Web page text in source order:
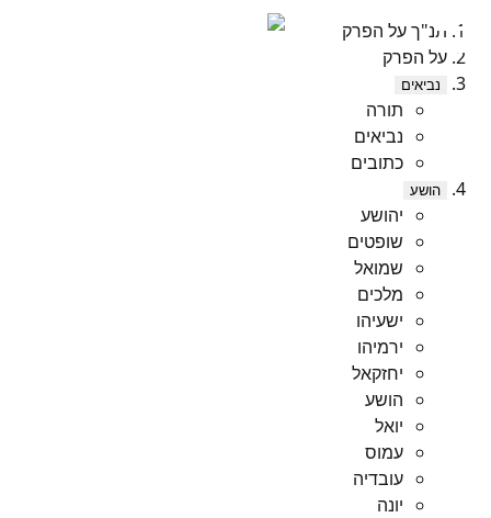
תנ"ך על הפרק
על הפרק
נביאים
תורה
נביאים
כתובים
הושע
יהושע
שופטים
שמואל
מלכים
ישעיהו
ירמיהו
יחזקאל
הושע
יואל
עמוס
עובדיה
יונה